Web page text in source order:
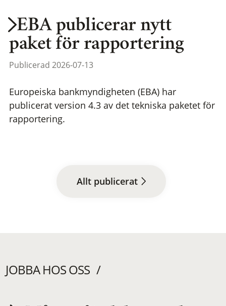
EBA publicerar nytt
paket för rapportering
Publicerad 2026-07-13
Europeiska bankmyndigheten (EBA) har
publicerat version 4.3 av det tekniska paketet för
rapportering.
Allt publicerat
JOBBA HOS OSS